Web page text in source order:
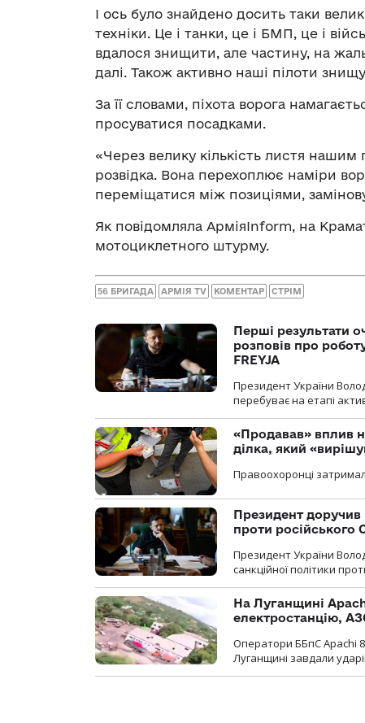
І ось було знайдено досить таки
техніки. Це і танки, це і БМП, це і
вдалося знищити, але частину, на
далі. Також активно наші пілоти
За її словами, піхота ворога
просуватися посадками.
«Через велику кількість листя
розвідка. Вона перехоплює наміри
переміщатися між позиціями,
Як повідомляла АрміяInform, на
мотоциклетного штурму.
56 БРИГАДА АРМІЯ TV КОМЕНТАР СТРІМ
Перші результати
розповів про
FREYJA
Президент України
перебуває на етапі
«Продавав» вплив
ділка, який
Правоохоронці
Президент доручив
проти російського
Президент України
санкційної політики
На Луганщині
електростанцію,
Оператори ББпС Apachi
Луганщині завдали